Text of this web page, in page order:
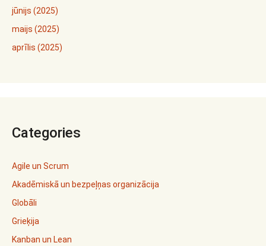
jūnijs (2025)
maijs (2025)
aprīlis (2025)
Categories
Agile un Scrum
Akadēmiskā un bezpeļņas organizācija
Globāli
Grieķija
Kanban un Lean